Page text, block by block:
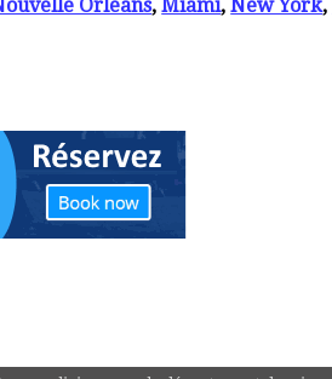
Orleans,Miami,New York,